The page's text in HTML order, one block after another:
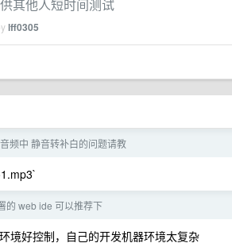
其他人短时间测试
lff0305
频中 静音转补白的问题请教
的 web ide 可以推荐下
境好控制，自己的开发机器环境太复杂